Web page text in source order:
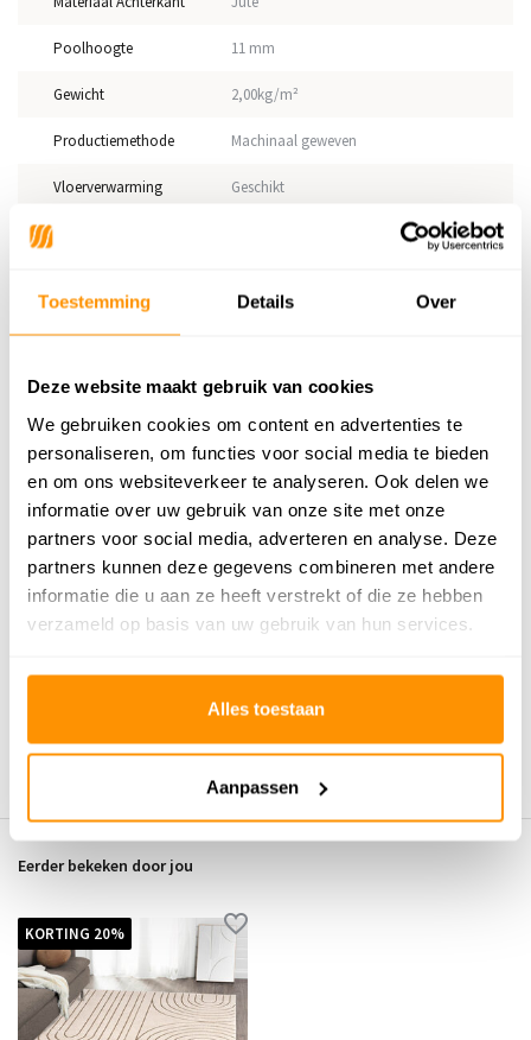
Toestemming Details Over
Deze website maakt gebruik van cookies
We gebruiken cookies om content en advertenties te
personaliseren, om functies voor social media te bieden
en om ons websiteverkeer te analyseren. Ook delen we
informatie over uw gebruik van onze site met onze
partners voor social media, adverteren en analyse. Deze
partners kunnen deze gegevens combineren met andere
informatie die u aan ze heeft verstrekt of die ze hebben
verzameld op basis van uw gebruik van hun services.
Alles toestaan
Aanpassen
Adviesprijs44,95
29,95 Je bespaart 15 euro
Poolhoogte 11 mm
Gewicht 2,00kg/m²
Productiemethode Machinaal geweven
Vloerverwarming Geschikt
Anti allergie Ja
Reviews
Schrijf je eigen review
Eerder bekeken door jou
KORTING 20%